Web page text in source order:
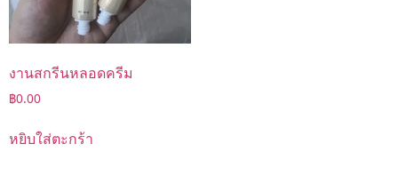
งานสกรีนหลอดครีม
฿0.00
หยิบใส่ตะกร้า